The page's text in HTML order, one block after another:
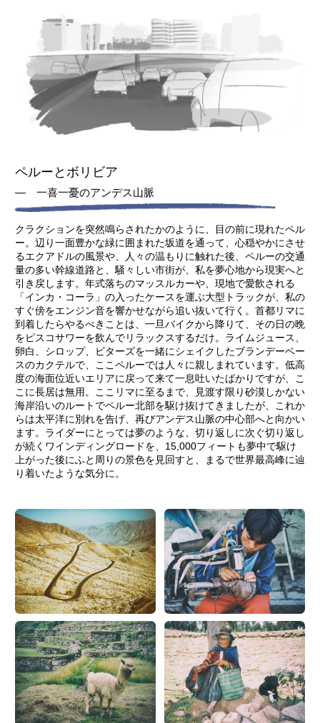
ペルーとボリビア
― 一喜一憂のアンデス山脈
クラクションを突然鳴らされたかのように、目の前に現れたペル
ー。辺り一面豊かな緑に囲まれた坂道を通って、心穏やかにさせ
るエクアドルの風景や、人々の温もりに触れた後、ペルーの交通
量の多い幹線道路と、騒々しい市街が、私を夢心地から現実へと
引き戻します。年式落ちのマッスルカーや、現地で愛飲される
「インカ・コーラ」の入ったケースを運ぶ大型トラックが、私の
すぐ傍をエンジン音を響かせながら追い抜いて行く。首都リマに
到着したらやるべきことは、一旦バイクから降りて、その日の晩
をピスコサワーを飲んでリラックスするだけ。ライムジュース、
卵白、シロップ、ビターズを一緒にシェイクしたブランデーベー
スのカクテルで、ここペルーでは人々に親しまれています。低高
度の海面位近いエリアに戻って来て一息吐いたばかりですが、こ
こに長居は無用。ここリマに至るまで、見渡す限り砂漠しかない
海岸沿いのルートでペルー北部を駆け抜けてきましたが、これか
らは太平洋に別れを告げ、再びアンデス山脈の中心部へと向かい
ます。ライダーにとっては夢のような、切り返しに次ぐ切り返し
が続くワインディングロードを、15,000フィートも夢中で駆け
上がった後にふと周りの景色を見回すと、まるで世界最高峰に辿
り着いたような気分に。